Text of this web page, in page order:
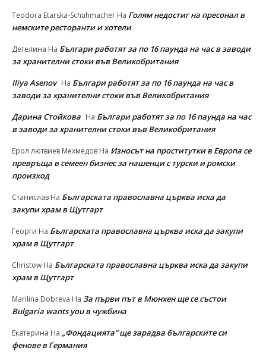
Teodora Etarska-Schuhmacher На Голям недостиг на пресонал в
немските ресторанти и хотели
Детелина На Българи работят за по 16 паунда на час в заводи
за хранителни стоки във Великобритания
Iliya Asenov На Българи работят за по 16 паунда на час в
заводи за хранителни стоки във Великобритания
Дарина Стойкова На Българи работят за по 16 паунда на час
в заводи за хранителни стоки във Великобритания
Ерол лютвиев Мехмедов На Износът на проститутки в Европа се
превръща в семеен бизнес за нашенци с турски и ромски
произход
Станислав На Българската православна църква иска да
закупи храм в Щутгарт
Георги На Българската православна църква иска да закупи
храм в Щутгарт
Christow На Българската православна църква иска да закупи
храм в Щутгарт
Marilina Dobreva На За първи път в Мюнхен ще се състои
Bulgaria wants you в чужбина
Екатерина На „Фондацията“ ще зарадва българските си
фенове в Германия